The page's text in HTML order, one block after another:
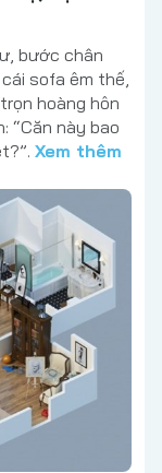
bước chân
sofa êm thế,
hoàng hôn
“Căn này bao
Xem thêm